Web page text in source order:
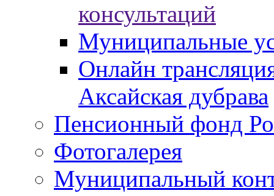
консультаций
Муниципальные
Онлайн
Аксайская дубрава
Пенсионный фонд
Фотогалерея
Муниципальный